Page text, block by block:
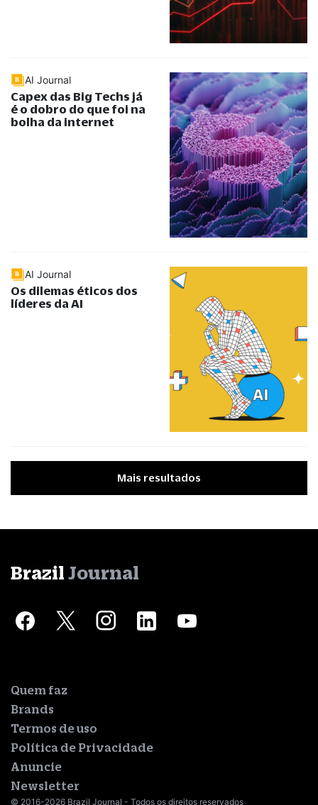
AI Journal
Capex das Big Techs já
é o dobro do que foi na
bolha da internet
AI Journal
Os dilemas éticos dos
líderes da AI
Mais resultados
Brazil Journal
Quem faz
Brands
Termos de uso
Política de Privacidade
Anuncie
Newsletter
© 2016-2026 Brazil Journal - Todos os direitos reservados